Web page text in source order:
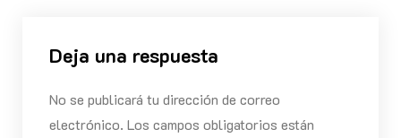
Deja una respuesta
No se publicará tu dirección de correo
electrónico. Los campos obligatorios están